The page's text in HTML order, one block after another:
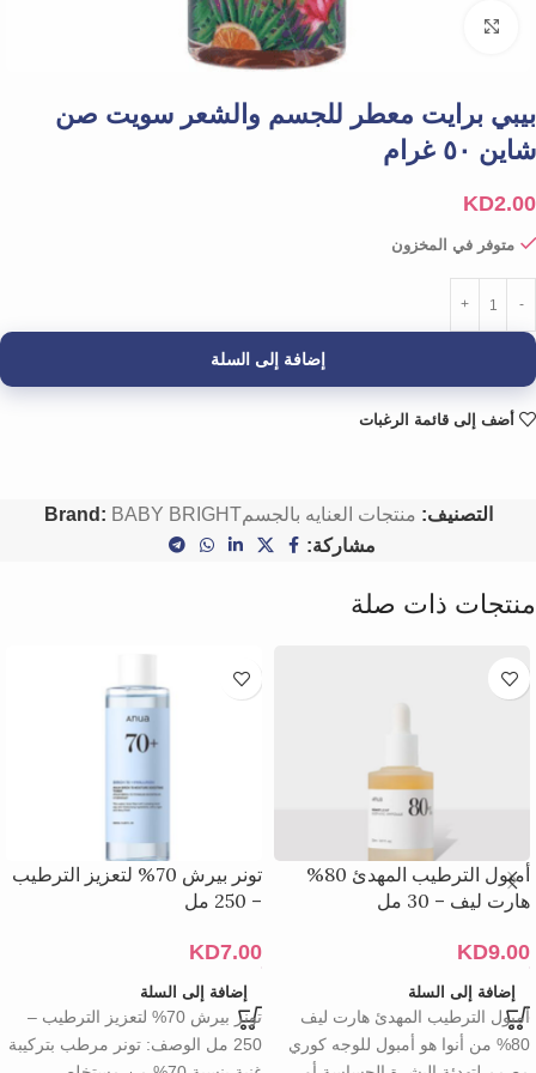
Click to enlarge
بيبي برايت معطر للجسم والشعر سويت صن
شاين ٥٠ غرام
KD2.00
متوفر في المخزون
إضافة إلى السلة
أضف إلى قائمة الرغبات
التصنيف: منتجات العنايه بالجسم Brand: BABY BRIGHT
مشاركة:
منتجات ذات صلة
أمبول الترطيب المهدئ 80%
هارت ليف – 30 مل
KD9.00
إضافة إلى السلة
أمبول الترطيب المهدئ هارت ليف
80% من أنوا هو أمبول للوجه كوري
تونر بيرش 70% لتعزيز الترطيب
– 250 مل
KD7.00
إضافة إلى السلة
تونر بيرش 70% لتعزيز الترطيب –
250 مل الوصف: تونر مرطب بتركيبة